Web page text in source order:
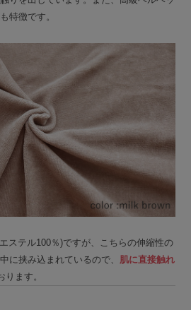
特徴です。
ステル100％)ですが、こちらの伸縮性の
に挟み込まれているので、 肌に直接触れ
ります。